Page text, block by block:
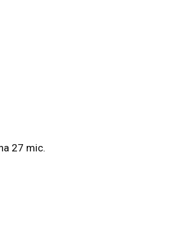
27 mic.